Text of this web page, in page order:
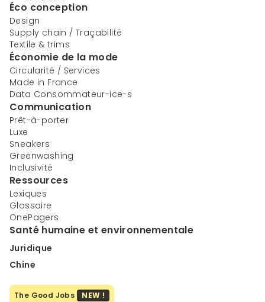
Éco conception
Design
Supply chain / Traçabilité
Textile & trims
Économie de la mode
Circularité / Services
Made in France
Data Consommateur-ice-s
Communication
Prêt-à-porter
Luxe
Sneakers
Greenwashing
Inclusivité
Ressources
Lexiques
Glossaire
OnePagers
Santé humaine et environnementale
Juridique
Chine
The Good Jobs NEW !